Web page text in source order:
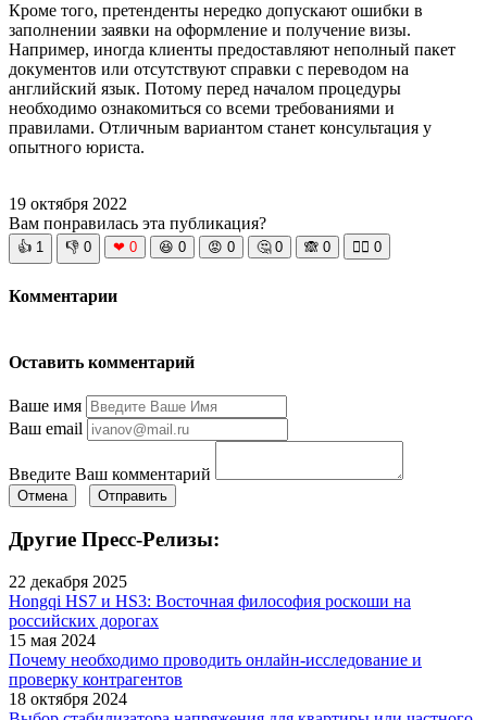
Кроме того, претенденты нередко допускают ошибки в
заполнении заявки на оформление и получение визы.
Например, иногда клиенты предоставляют неполный пакет
документов или отсутствуют справки с переводом на
английский язык. Потому перед началом процедуры
необходимо ознакомиться со всеми требованиями и
правилами. Отличным вариантом станет консультация у
опытного юриста.
19 октября 2022
Вам понравилась эта публикация?
👍 1 👎 0 ❤ 0 😆 0 😡 0 🤔 0 🙈 0 🧘‍♀️ 0
Комментарии
Оставить комментарий
Ваше имя
Ваш email
Введите Ваш комментарий
Отмена Отправить
Другие Пресс-Релизы:
22 декабря 2025
Hongqi HS7 и HS3: Восточная философия роскоши на
российских дорогах
15 мая 2024
Почему необходимо проводить онлайн-исследование и
проверку контрагентов
18 октября 2024